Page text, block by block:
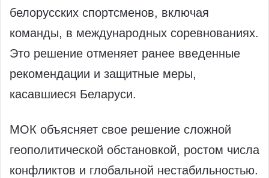
белорусских спортсменов, включая
команды, в международных соревнованиях.
Это решение отменяет ранее введенные
рекомендации и защитные меры,
касавшиеся Беларуси.
МОК объясняет свое решение сложной
геополитической обстановкой, ростом числа
конфликтов и глобальной нестабильностью.